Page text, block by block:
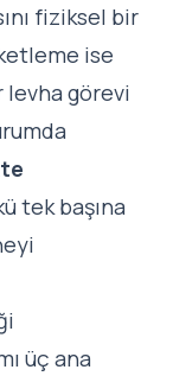
fiziksel bir
ise
levha görevi
tek başına
üç ana